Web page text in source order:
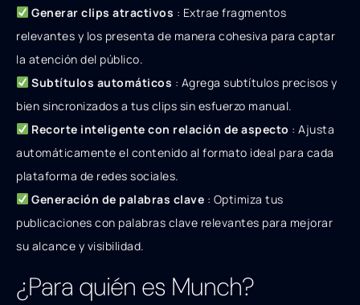
Generar clips atractivos : Extrae fragmentos
relevantes y los presenta de manera cohesiva para captar
la atención del público.
Subtítulos automáticos : Agrega subtítulos precisos y
bien sincronizados a tus clips sin esfuerzo manual.
Recorte inteligente con relación de aspecto : Ajusta
automáticamente el contenido al formato ideal para cada
plataforma de redes sociales.
Generación de palabras clave : Optimiza tus
publicaciones con palabras clave relevantes para mejorar
su alcance y visibilidad.
¿Para quién es Munch?